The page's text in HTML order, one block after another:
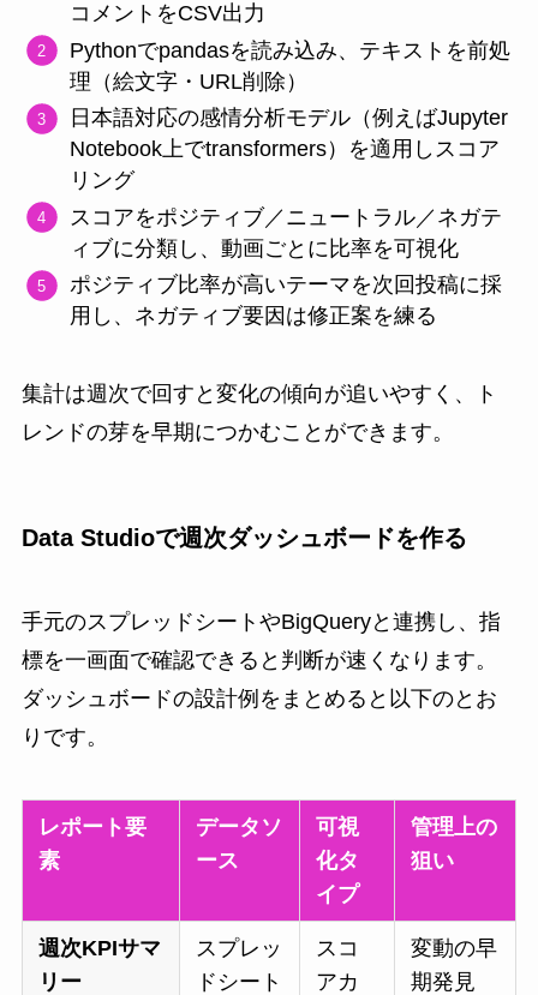
コメントをCSV出力
Pythonでpandasを読み込み、テキストを前処
理（絵文字・URL削除）
日本語対応の感情分析モデル（例えばJupyter
Notebook上でtransformers）を適用しスコア
リング
スコアをポジティブ／ニュートラル／ネガテ
ィブに分類し、動画ごとに比率を可視化
ポジティブ比率が高いテーマを次回投稿に採
用し、ネガティブ要因は修正案を練る
集計は週次で回すと変化の傾向が追いやすく、ト
レンドの芽を早期につかむことができます。
Data Studioで週次ダッシュボードを作る
手元のスプレッドシートやBigQueryと連携し、指
標を一画面で確認できると判断が速くなります。
ダッシュボードの設計例をまとめると以下のとお
りです。
レポート要
素
データソ
ース
可視
化タ
イプ
管理上の
狙い
週次KPIサマ
リー
スプレッ
ドシート
スコ
アカ
変動の早
期発見